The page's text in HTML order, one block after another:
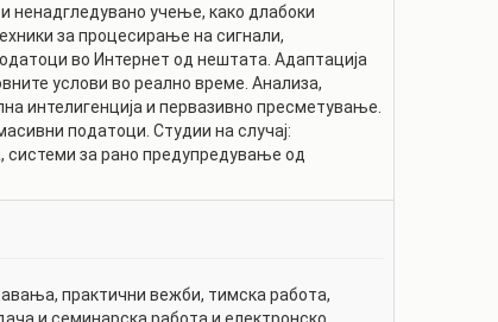
ненадгледувано учење, како длабоки
за процесирање на сигнали,
во Интернет од нештата. Адаптација
услови во реално време. Анализа,
интелигенција и первазивно пресметување.
податоци. Студии на случај:
за рано предупредување од
практични вежби, тимска работа,